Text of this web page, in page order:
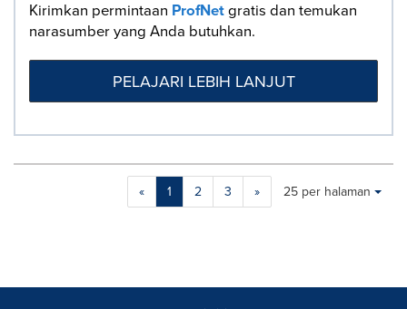
Kirimkan permintaan ProfNetgratis dan temukan
narasumber yang Anda butuhkan.
PELAJARI LEBIH LANJUT
« 1 2 3 »
Making
will
Items per page:
25 per halaman